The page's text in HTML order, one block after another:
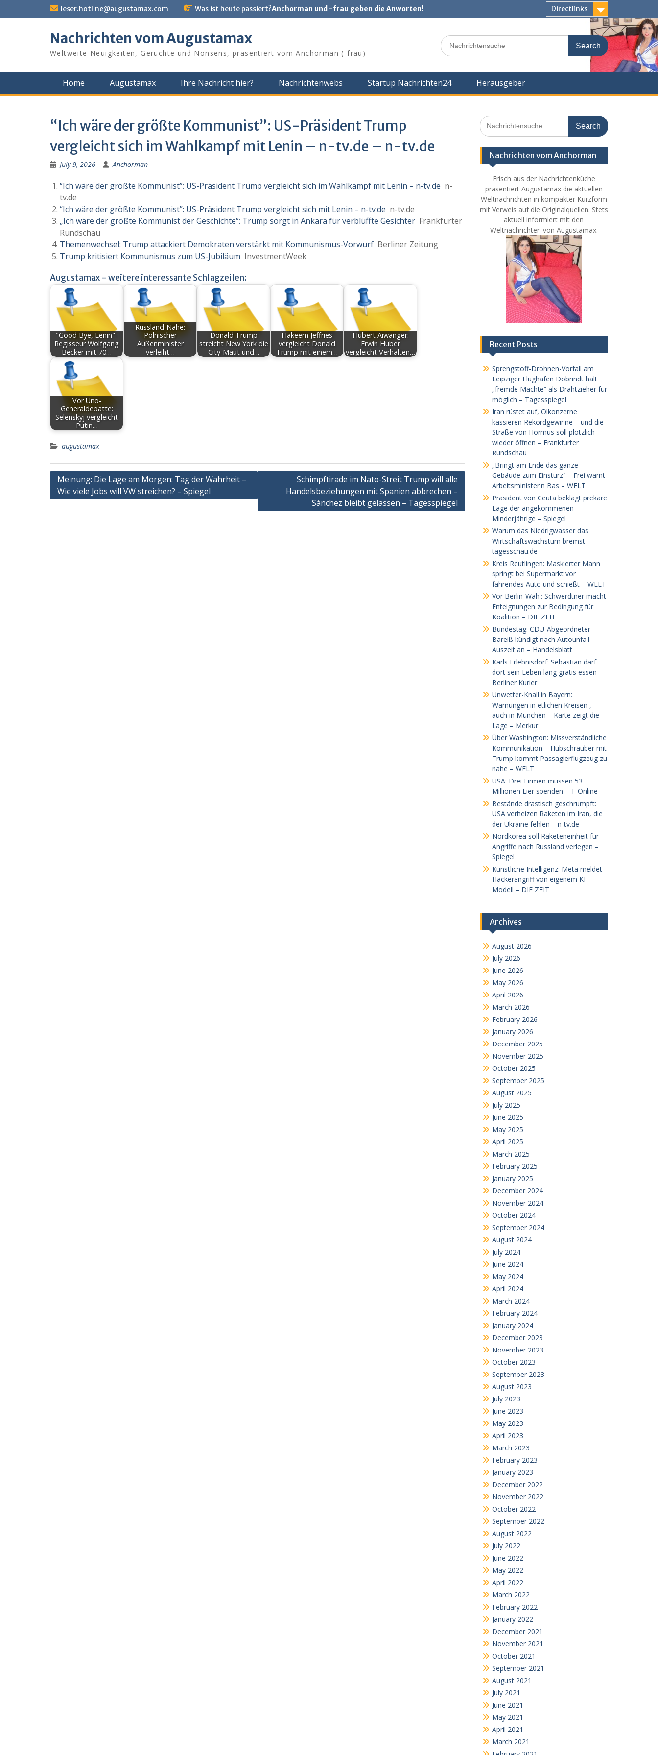
leser.hotline@augustamax.com Was ist heute passiert?Anchorman und -frau geben die Anworten! Directlinks
Nachrichten vom Augustamax
Weltweite Neuigkeiten, Gerüchte und Nonsens, präsentiert vom Anchorman (-frau)
Search
for:
Home Augustamax Ihre Nachricht hier? Nachrichtenwebs Startup Nachrichten24 Herausgeber
“Ich wäre der größte Kommunist”: US-Präsident Trump
vergleicht sich im Wahlkampf mit Lenin – n-tv.de – n-tv.de
July 9, 2026 Anchorman
“Ich wäre der größte Kommunist”: US-Präsident Trump vergleicht sich im Wahlkampf mit Lenin – n-tv.de n-
tv.de
“Ich wäre der größte Kommunist”: US-Präsident Trump vergleicht sich mit Lenin – n-tv.de n-tv.de
„Ich wäre der größte Kommunist der Geschichte“: Trump sorgt in Ankara für verblüffte Gesichter Frankfurter
Rundschau
Themenwechsel: Trump attackiert Demokraten verstärkt mit Kommunismus-Vorwurf Berliner Zeitung
Trump kritisiert Kommunismus zum US-Jubiläum InvestmentWeek
Augustamax - weitere interessante Schlagzeilen:
"Good Bye, Lenin"-
Regisseur Wolfgang
Becker mit 70…
Russland-Nähe:
Polnischer
Außenminister
verleiht…
Donald Trump
streicht New York die
City-Maut und…
Hakeem Jeffries
vergleicht Donald
Trump mit einem…
Hubert Aiwanger:
Erwin Huber
vergleicht Verhalten…
Vor Uno-
Generaldebatte:
Selenskyj vergleicht
Putin…
augustamax
Post
navigation
Meinung: Die Lage am Morgen: Tag der Wahrheit –
Wie viele Jobs will VW streichen? – Spiegel
Schimpftirade im Nato-Streit Trump will alle
Handelsbeziehungen mit Spanien abbrechen –
Sánchez bleibt gelassen – Tagesspiegel
Search
for:
Nachrichten vom Anchorman
Frisch aus der Nachrichtenküche
präsentiert Augustamax die aktuellen
Weltnachrichten in kompakter Kurzform
mit Verweis auf die Originalquellen. Stets
aktuell informiert mit den
Weltnachrichten von Augustamax.
Recent Posts
Sprengstoff-Drohnen-Vorfall am
Leipziger Flughafen Dobrindt hält
„fremde Mächte“ als Drahtzieher für
möglich – Tagesspiegel
Iran rüstet auf, Ölkonzerne
kassieren Rekordgewinne – und die
Straße von Hormus soll plötzlich
wieder öffnen – Frankfurter
Rundschau
„Bringt am Ende das ganze
Gebäude zum Einsturz“ – Frei warnt
Arbeitsministerin Bas – WELT
Präsident von Ceuta beklagt prekäre
Lage der angekommenen
Minderjährige – Spiegel
Warum das Niedrigwasser das
Wirtschaftswachstum bremst –
tagesschau.de
Kreis Reutlingen: Maskierter Mann
springt bei Supermarkt vor
fahrendes Auto und schießt – WELT
Vor Berlin-Wahl: Schwerdtner macht
Enteignungen zur Bedingung für
Koalition – DIE ZEIT
Bundestag: CDU-Abgeordneter
Bareiß kündigt nach Autounfall
Auszeit an – Handelsblatt
Karls Erlebnisdorf: Sebastian darf
dort sein Leben lang gratis essen –
Berliner Kurier
Unwetter-Knall in Bayern:
Warnungen in etlichen Kreisen ,
auch in München – Karte zeigt die
Lage – Merkur
Über Washington: Missverständliche
Kommunikation – Hubschrauber mit
Trump kommt Passagierflugzeug zu
nahe – WELT
USA: Drei Firmen müssen 53
Millionen Eier spenden – T-Online
Bestände drastisch geschrumpft:
USA verheizen Raketen im Iran, die
der Ukraine fehlen – n-tv.de
Nordkorea soll Raketeneinheit für
Angriffe nach Russland verlegen –
Spiegel
Künstliche Intelligenz: Meta meldet
Hackerangriff von eigenem KI-
Modell – DIE ZEIT
Archives
August 2026
July 2026
June 2026
May 2026
April 2026
March 2026
February 2026
January 2026
December 2025
November 2025
October 2025
September 2025
August 2025
July 2025
June 2025
May 2025
April 2025
March 2025
February 2025
January 2025
December 2024
November 2024
October 2024
September 2024
August 2024
July 2024
June 2024
May 2024
April 2024
March 2024
February 2024
January 2024
December 2023
November 2023
October 2023
September 2023
August 2023
July 2023
June 2023
May 2023
April 2023
March 2023
February 2023
January 2023
December 2022
November 2022
October 2022
September 2022
August 2022
July 2022
June 2022
May 2022
April 2022
March 2022
February 2022
January 2022
December 2021
November 2021
October 2021
September 2021
August 2021
July 2021
June 2021
May 2021
April 2021
March 2021